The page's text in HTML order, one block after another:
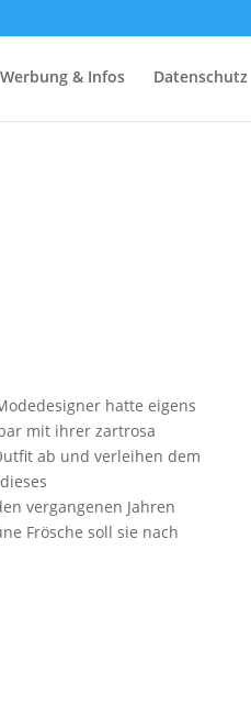
Werbung & Infos Datenschutz
hatte eigens
mit ihrer zartrosa
ab und verleihen dem
vergangenen Jahren
Frösche soll sie nach